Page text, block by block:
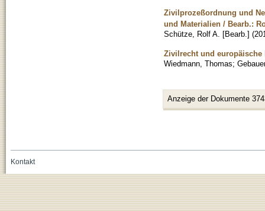
Zivilprozeßordnung und
und Materialien / Bearb.:
Schütze, Rolf A. [Bearb.] (
Zivilrecht und europäische
Wiedmann, Thomas;
Anzeige der Dokumente
Kontakt